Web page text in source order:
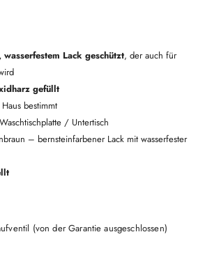
Lack geschützt, der auch für
gefüllt
bestimmt
/ Untertisch
– bernsteinfarbener Lack mit wasserfester
(von der Garantie ausgeschlossen)